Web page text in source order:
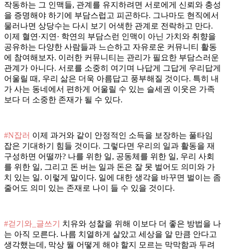
작동하는 그 인맥들, 관계를 유지하려면 서로에게 신뢰와 충성
을 증명해야 하기에 부담스럽고 피곤하다. 그나마도 현직에서
물러나면 상당수는 다시 보기 어색한 관계로 전락하고 만다.
이제 혈연·지연· 학연의 부담스런 인맥이 아닌 가치와 취향을
공유하는 다양한 사람들과 느슨하고 자유로운 커뮤니티 활동
에 참여해보자. 이러한 커뮤니티는 관리가 필요한 부담스러운
관계가 아니다. 서로를 소중히 여기며 나답게 그답게 우리답게
어울릴 때, 우리 삶은 더욱 아름답고 풍부해질 것이다. 특히 내
가 사는 동네에서 편하게 어울릴 수 있는 슬세권 이웃은 가족
보다 더 소중한 존재가 될 수 있다.
#N잡러 이제 과거와 같이 안정적인 소득을 보장하는 풀타임
잡은 기대하기 힘들 것이다. 그렇다면 우리의 일과 활동을 재
구성하면 어떨까? 나를 위한 일, 공동체를 위한 일, 우리 사회
를 위한 일, 그리고 돈 버는 일과 돈은 잘 못 벌어도 의미와 가
치 있는 일. 이렇게 말이다. 일에 대한 생각을 바꾸면 벌이는 좀
줄어도 의미 있는 존재로 나이 들 수 있을 것이다.
#걷기와_글쓰기
치유와 성찰을 위해 이보다 더 좋은 방법을 나
는 아직 모른다. 나름 치열하게 살았고 세상을 알 만큼 안다고
생각했는데, 막상 뭘 어떻게 해야 할지 모르는 막막함과 두려